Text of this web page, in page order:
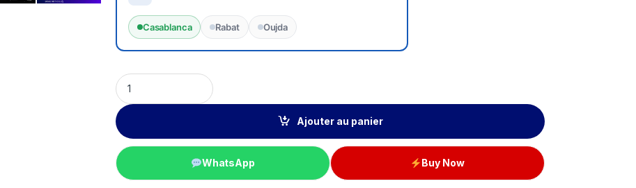
Casablanca Rabat Oujda
Ajouter au panier
WhatsApp Buy Now